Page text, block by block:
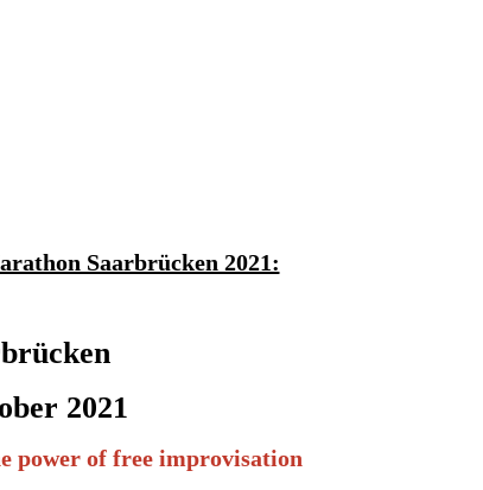
Saarbrücken 2021:
2021
power of free improvisation